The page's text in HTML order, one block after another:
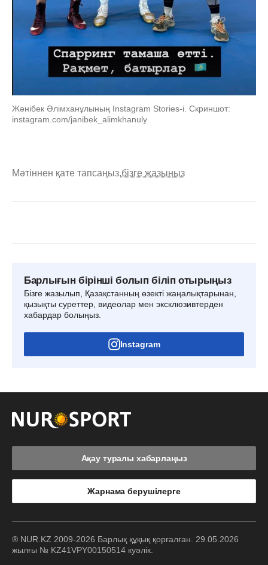
Жәнібек Әлімханұлының Instagram Stories-і. Скриншот:
instagram.com/janibek_alimkhanuly
Мәтіннен қате тапсаңыз,бізге жазыңыз
Барлығын бірінші болып біліп отырыңыз
Бізге жазылып, Қазақстанның өзекті жаңалықтарынан,
қызықты суреттер, видеолар мен эксклюзивтерден
хабардар болыңыз.
Instagram
Ақау туралы хабарлаңыз
Жарнама берушілерге
® NUR.KZ 2009-2026 Барлық құқық қорғалған. 29.05.2026
жылғы № KZ41VPY00150514 куәлік.